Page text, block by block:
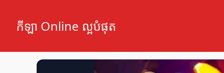
កីឡា Online ល្អបំផុត